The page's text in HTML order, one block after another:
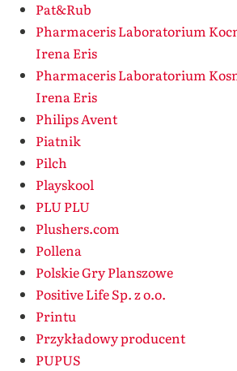
Pat&Rub
Pharmaceris Laboratorium
Irena Eris
Pharmaceris Laboratorium
Irena Eris
Philips Avent
Piatnik
Pilch
Playskool
PLU PLU
Plushers.com
Pollena
Polskie Gry Planszowe
Positive Life Sp. z o.o.
Printu
Przykładowy producent
PUPUS